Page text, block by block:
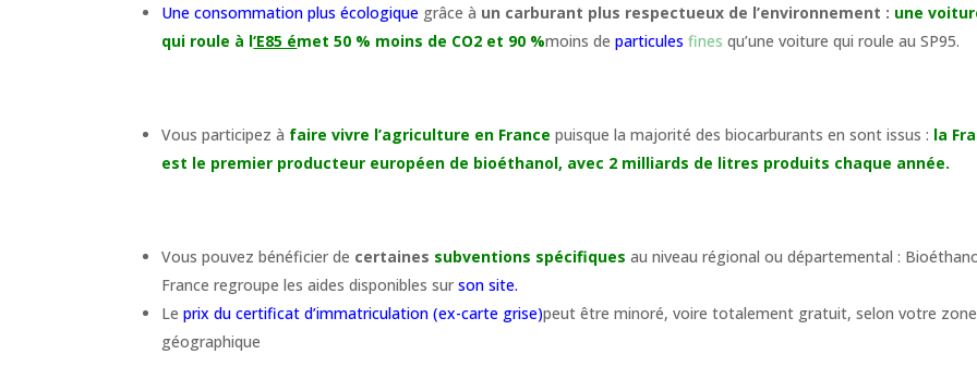
Une consommation plus écologique grâce à un carburant plus respectueux de l’environnement : une
qui roule à l‘E85 émet 50 % moins de CO2 et 90 %moins departicules fines qu’une voiture qui roule au SP95.
Vous participez à faire vivre l’agriculture en France puisque la majorité des biocarburants en sont issus : la
est le premier producteur européen de bioéthanol, avec 2 milliards de litres produits chaque année.
Vous pouvez bénéficier de certaines subventions spécifiques au niveau régional ou départemental :
France regroupe les aides disponibles surson site.
Leprix du certificat d’immatriculation (ex-carte grise)peut être minoré, voire totalement gratuit, selon votre zone
géographique